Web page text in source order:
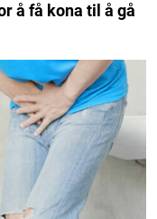
å få kona til å gå